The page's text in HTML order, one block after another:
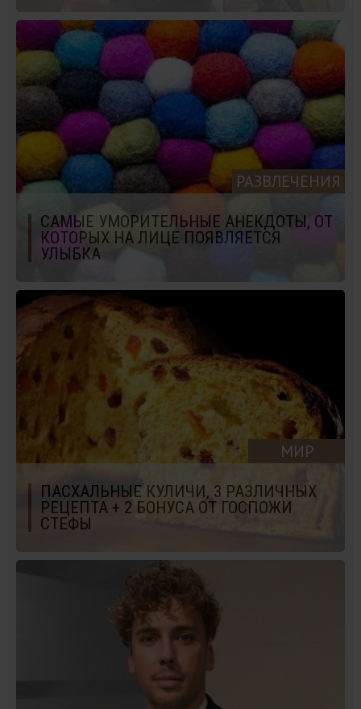
РАЗВЛЕЧЕНИЯ
САМЫЕ УМОРИТЕЛЬНЫЕ АНЕКДОТЫ, ОТ
КОТОРЫХ НА ЛИЦЕ ПОЯВЛЯЕТСЯ
УЛЫБКА
МИР
ПАСХАЛЬНЫЕ КУЛИЧИ, 3 РАЗЛИЧНЫХ
РЕЦЕПТА + 2 БОНУСА ОТ ГОСПОЖИ
СТЕФЫ